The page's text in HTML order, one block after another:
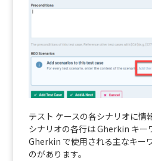
テスト ケースの各シナリオに情
シナリオの各行は Gherkin キー
Gherkin で使用される主なキー
のがあります。